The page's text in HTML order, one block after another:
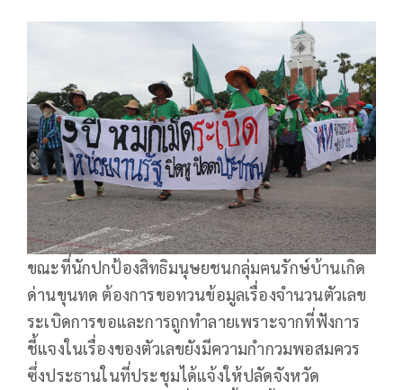
ขณะที่นักปกป้องสิทธิมนุษยชนกลุ่มฅนรักษ์บ้านเกิด
ด่านขุนทด ต้องการขอทวนข้อมูลเรื่องจำนวนตัวเลข
ระเบิดการขอและการถูกทำลายเพราะจากที่ฟังการ
ชี้แจงในเรื่องของตัวเลขยังมีความกำกวมพอสมควร
ซึ่งประธานในที่ประชุมได้แจ้งให้ปลัดจังหวัด